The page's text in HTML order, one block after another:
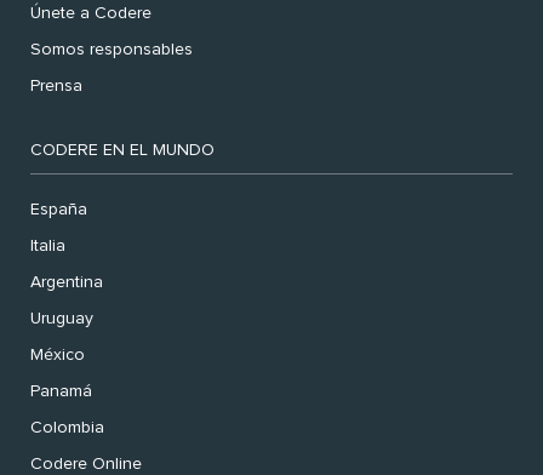
Únete a Codere
Somos responsables
Prensa
CODERE EN EL MUNDO
España
Italia
Argentina
Uruguay
México
Panamá
Colombia
Codere Online